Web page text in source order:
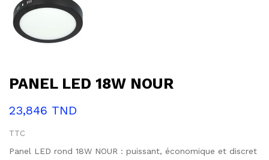
PANEL LED 18W NOUR
23,846 TND
TTC
Panel LED rond 18W NOUR : puissant, économique et discret